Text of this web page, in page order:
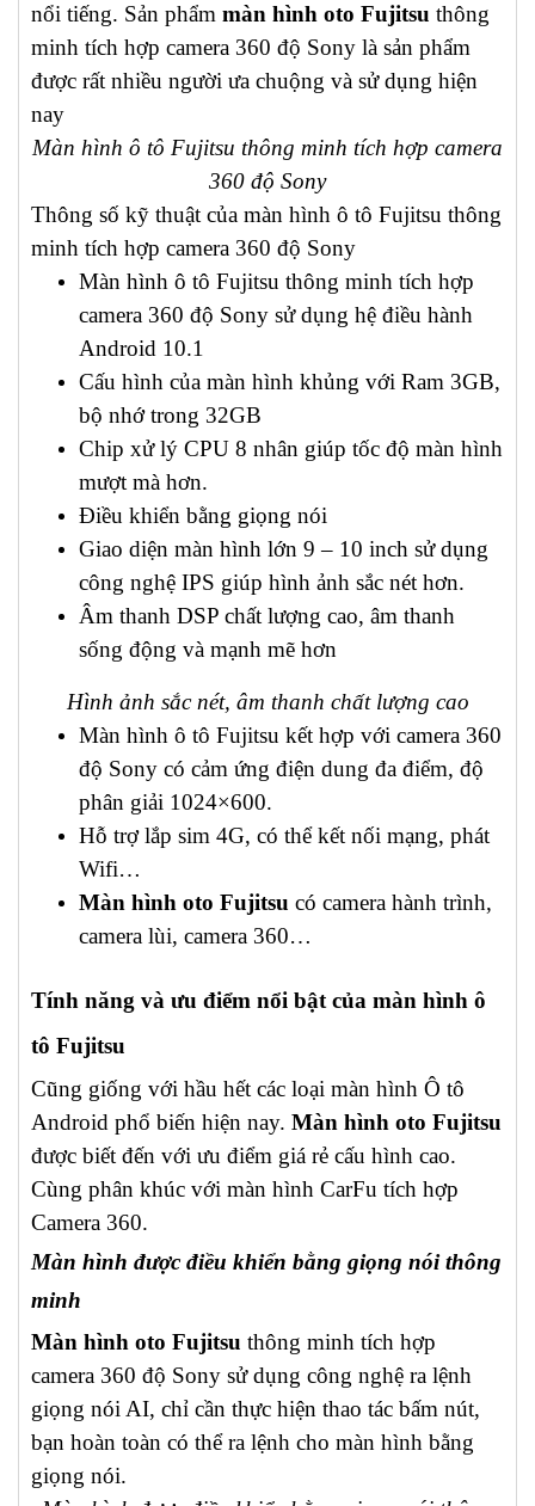
nổi tiếng. Sản phẩm màn hình oto Fujitsu thông
minh tích hợp camera 360 độ Sony là sản phẩm
được rất nhiều người ưa chuộng và sử dụng hiện
nay
Màn hình ô tô Fujitsu thông minh tích hợp camera
360 độ Sony
Thông số kỹ thuật của màn hình ô tô Fujitsu thông
minh tích hợp camera 360 độ Sony
Màn hình ô tô Fujitsu thông minh tích hợp
camera 360 độ Sony sử dụng hệ điều hành
Android 10.1
Cấu hình của màn hình khủng với Ram 3GB,
bộ nhớ trong 32GB
Chip xử lý CPU 8 nhân giúp tốc độ màn hình
mượt mà hơn.
Điều khiển bằng giọng nói
Giao diện màn hình lớn 9 – 10 inch sử dụng
công nghệ IPS giúp hình ảnh sắc nét hơn.
Âm thanh DSP chất lượng cao, âm thanh
sống động và mạnh mẽ hơn
Hình ảnh sắc nét, âm thanh chất lượng cao
Màn hình ô tô Fujitsu kết hợp với camera 360
độ Sony có cảm ứng điện dung đa điểm, độ
phân giải 1024×600.
Hỗ trợ lắp sim 4G, có thể kết nối mạng, phát
Wifi…
Màn hình oto Fujitsu có camera hành trình,
camera lùi, camera 360…
Tính năng và ưu điểm nổi bật của màn hình ô
tô Fujitsu
Cũng giống với hầu hết các loại màn hình Ô tô
Android phổ biến hiện nay. Màn hình oto Fujitsu
được biết đến với ưu điểm giá rẻ cấu hình cao.
Cùng phân khúc với màn hình CarFu tích hợp
Camera 360.
Màn hình được điều khiển bằng giọng nói thông
minh
Màn hình oto Fujitsu thông minh tích hợp
camera 360 độ Sony sử dụng công nghệ ra lệnh
giọng nói AI, chỉ cần thực hiện thao tác bấm nút,
bạn hoàn toàn có thể ra lệnh cho màn hình bằng
giọng nói.